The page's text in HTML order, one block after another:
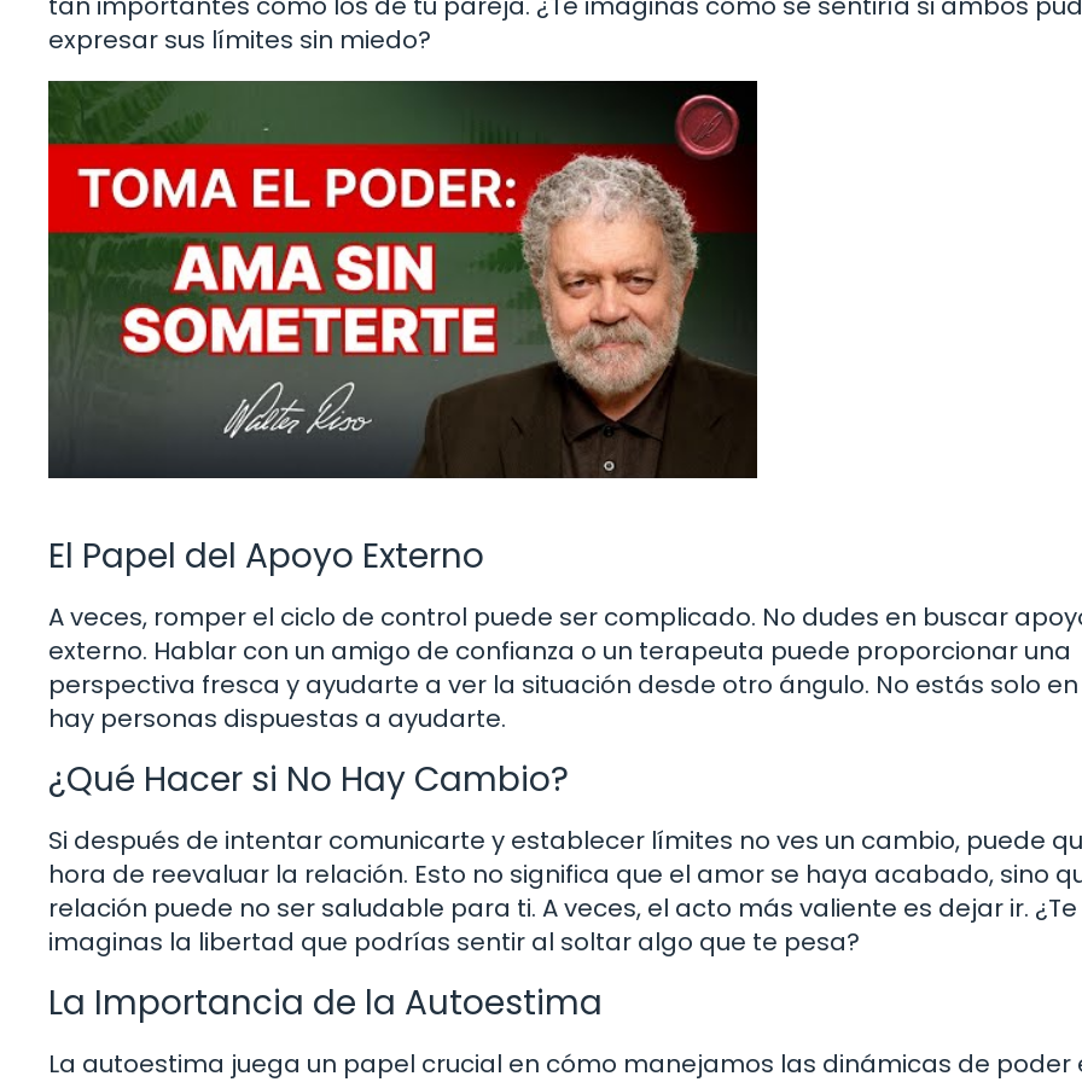
expresar sus límites sin miedo?
El Papel del Apoyo Externo
A veces, romper el ciclo de control puede ser complicado. No dudes en buscar
externo. Hablar con un amigo de confianza o un terapeuta puede proporcionar una
perspectiva fresca y ayudarte a ver la situación desde otro ángulo. No estás solo
hay personas dispuestas a ayudarte.
¿Qué Hacer si No Hay Cambio?
Si después de intentar comunicarte y establecer límites no ves un cambio, puede
hora de reevaluar la relación. Esto no significa que el amor se haya acabado, sino
relación puede no ser saludable para ti. A veces, el acto más valiente es dejar ir. ¿Te
imaginas la libertad que podrías sentir al soltar algo que te pesa?
La Importancia de la Autoestima
La autoestima juega un papel crucial en cómo manejamos las dinámicas de poder